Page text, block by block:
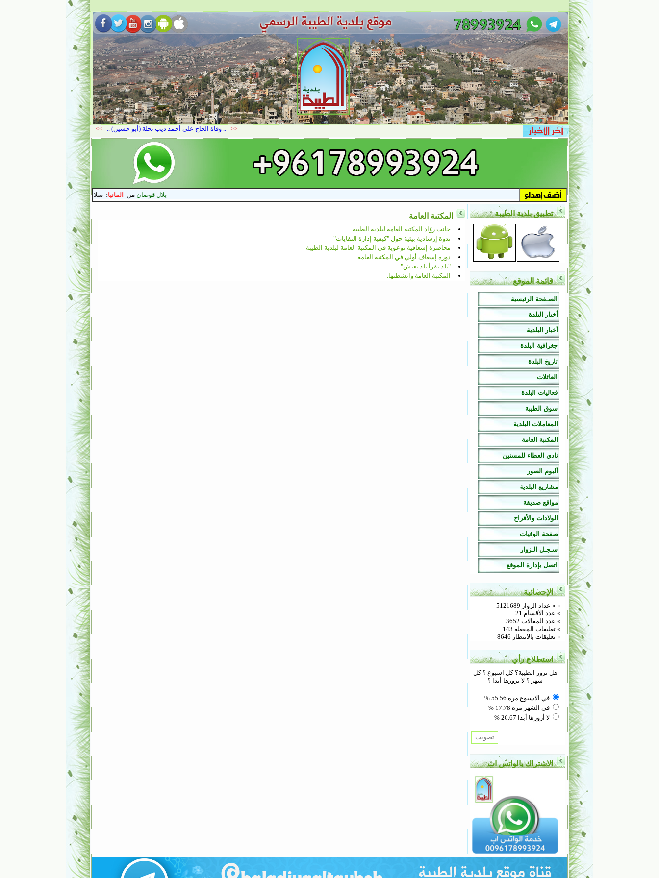
تطبيق بلدية الطيبة
قائمة الموقع
الصـفحة الرئيسية
أخبار البلدة
أخبار البلدية
جغرافية البلدة
تاريخ البلدة
العائلات
فعاليات البلدة
سوق الطيبة
المعاملات البلدية
المكتبة العامة
نادي العطاء للمسنين
ألبوم الصور
مشاريع البلدية
مواقع صديقة
الولادات والأفراح
صفحة الوفيات
سـجـل الـزوار
اتصل بإدارة الموقع
الإحصائية
» » عداد الزوار 5121689
» عدد الأقسام 21
» عدد المقالات 3652
» تعليقات المفعله 143
» تعليقات بالانتظار 8646
استطلاع رأي
هل تزور الطيبة؟ كل اسبوع ؟ كل
شهر ؟ لا تزورها أبدا ؟
في الاسبوع مرة 55.56 %
في الشهر مرة 17.78 %
لا أزورها أبدا 26.67 %
الاشتراك بالواتس اب
المكتبة العامة
جانب روّاد المكتبة العامة لبلدية الطيبة
ندوة إرشادية بيئية حول "كيفية إدارة النفايات"
محاضرة إسعافية توعوية في المكتبة العامة لبلدية الطيبة
دورة إسعاف أولي في المكتبة العامه
"بلد يقرأ بلد يعيش"
المكتبة العامة وانشطتها.